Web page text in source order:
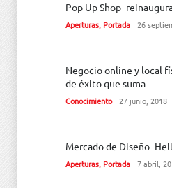
Pop Up Shop -
Aperturas, Portada 26
Negocio online y local
de éxito que suma
Conocimiento 27 junio, 2018
Mercado de Diseño -
Aperturas, Portada 7 abril,